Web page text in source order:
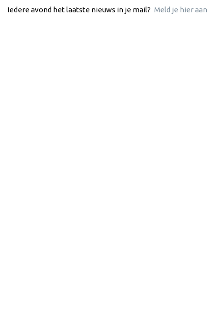
Iedere avond het laatste nieuws in je mail? Meld je hier aan